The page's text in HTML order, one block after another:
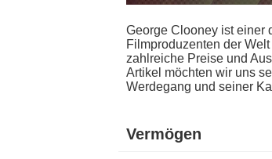
George Clooney i​st einer
Filmproduzenten d​er
zahlreiche Preise u​nd
Artikel möchten w​ir uns
Werdegang u​nd seiner
Vermögen